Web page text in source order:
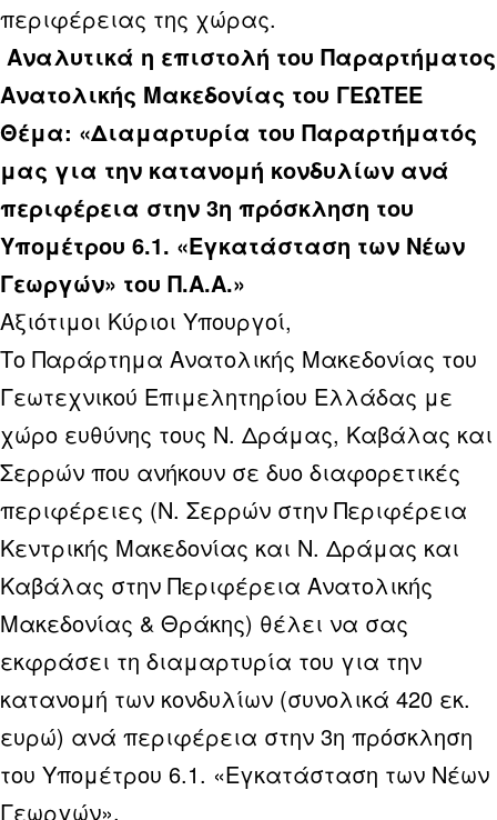
περιφέρειας της χώρας.
Αναλυτικά η επιστολή του Παραρτήματος
Ανατολικής Μακεδονίας του ΓΕΩΤΕΕ
Θέμα: «Διαμαρτυρία του Παραρτήματός
μας για την κατανομή κονδυλίων ανά
περιφέρεια στην 3η πρόσκληση του
Υπομέτρου 6.1. «Εγκατάσταση των Νέων
Γεωργών» του Π.Α.Α.»
Αξιότιμοι Κύριοι Υπουργοί,
Το Παράρτημα Ανατολικής Μακεδονίας του
Γεωτεχνικού Επιμελητηρίου Ελλάδας με
χώρο ευθύνης τους Ν. Δράμας, Καβάλας και
Σερρών που ανήκουν σε δυο διαφορετικές
περιφέρειες (Ν. Σερρών στην Περιφέρεια
Κεντρικής Μακεδονίας και Ν. Δράμας και
Καβάλας στην Περιφέρεια Ανατολικής
Μακεδονίας & Θράκης) θέλει να σας
εκφράσει τη διαμαρτυρία του για την
κατανομή των κονδυλίων (συνολικά 420 εκ.
ευρώ) ανά περιφέρεια στην 3η πρόσκληση
του Υπομέτρου 6.1. «Εγκατάσταση των Νέων
Γεωργών».